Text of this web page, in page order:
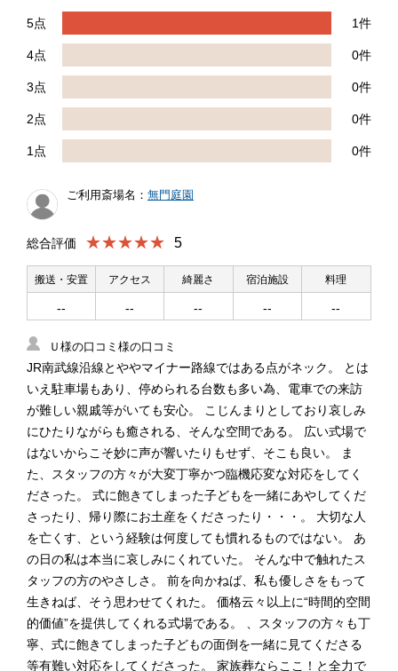
5点 1件
4点 0件
3点 0件
2点 0件
1点 0件
ご利用斎場名： 無門庭園
総合評価 ★★★★★ 5
搬送・安置
--
アクセス
--
綺麗さ
--
宿泊施設
--
料理
--
Ｕ様の口コミ様の口コミ
JR南武線沿線とややマイナー路線ではある点がネック。 とは
いえ駐車場もあり、停められる台数も多い為、電車での来訪
が難しい親戚等がいても安心。 こじんまりとしており哀しみ
にひたりながらも癒される、そんな空間である。 広い式場で
はないからこそ妙に声が響いたりもせず、そこも良い。 ま
た、スタッフの方々が大変丁寧かつ臨機応変な対応をしてく
ださった。 式に飽きてしまった子どもを一緒にあやしてくだ
さったり、帰り際にお土産をくださったり・・・。 大切な人
を亡くす、という経験は何度しても慣れるものではない。 あ
の日の私は本当に哀しみにくれていた。 そんな中で触れたス
タッフの方のやさしさ。 前を向かねば、私も優しさをもって
生きねば、そう思わせてくれた。 価格云々以上に“時間的空間
的価値”を提供してくれる式場である。 、スタッフの方々も丁
寧、式に飽きてしまった子どもの面倒を一緒に見てくださる
等有難い対応をしてくださった。 家族葬ならここ！と全力で